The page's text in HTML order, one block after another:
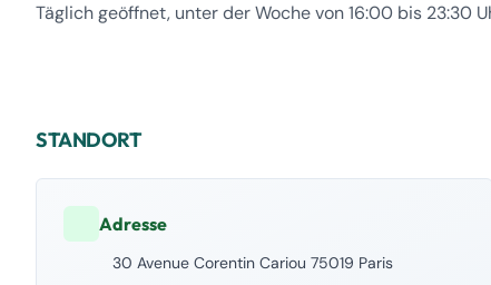
Täglich geöffnet, unter der Woche von 16:00 bis 23:30
STANDORT
Adresse
30 Avenue Corentin Cariou 75019 Paris